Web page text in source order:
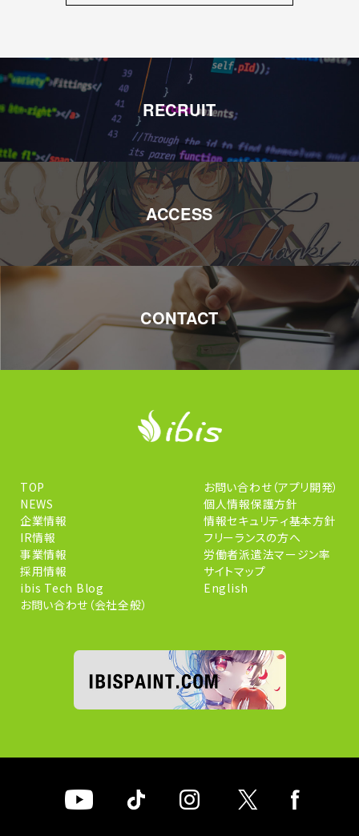
RECRUIT
ACCESS
CONTACT
TOP
NEWS
企業情報
IR情報
事業情報
採用情報
ibis Tech Blog
お問い合わせ（会社全般）
お問い合わせ（アプリ開発）
個人情報保護方針
情報セキュリティ基本方針
フリーランスの方へ
労働者派遣法マージン率
サイトマップ
English